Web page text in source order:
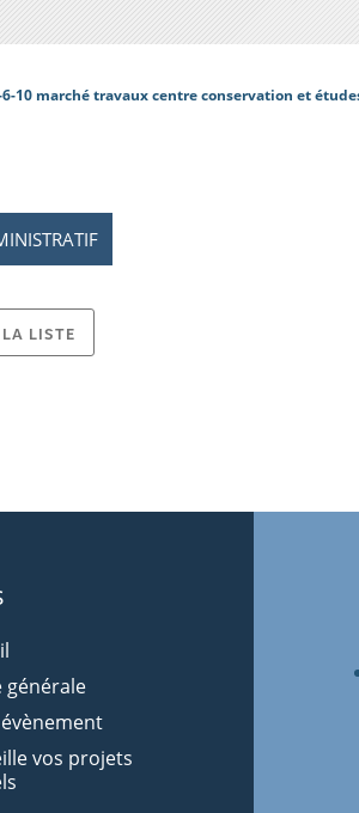
6-10 marché travaux centre conservation et
LISTE
générale
vos projets